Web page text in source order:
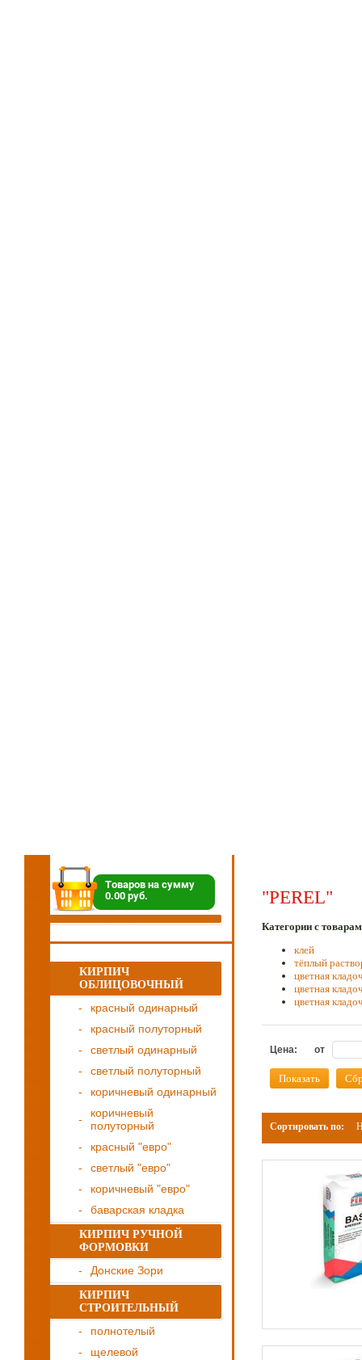
Товаров на сумму
0.00 руб.
КИРПИЧ
ОБЛИЦОВОЧНЫЙ
красный одинарный
красный полуторный
светлый одинарный
светлый полуторный
коричневый одинарный
коричневый
полуторный
красный "евро"
светлый "евро"
коричневый "евро"
баварская кладка
КИРПИЧ РУЧНОЙ
ФОРМОВКИ
Донские Зори
КИРПИЧ
СТРОИТЕЛЬНЫЙ
полнотелый
щелевой
"PEREL"
Категории с
клей
тёплый
цветная
цветная
цветная
Цена: от
Показать
Сортировать по: